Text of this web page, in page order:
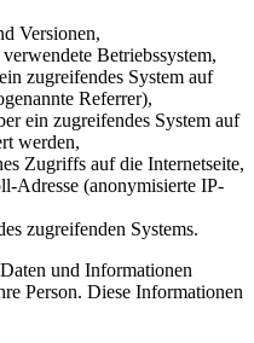
Versionen,
Betriebssystem,
zugreifendes System auf
Referrer),
ein zugreifendes System auf
werden,
Zugriffs auf die Internetseite,
Adresse (anonymisierte IP-
zugreifenden Systems.
und Informationen
Person. Diese Informationen